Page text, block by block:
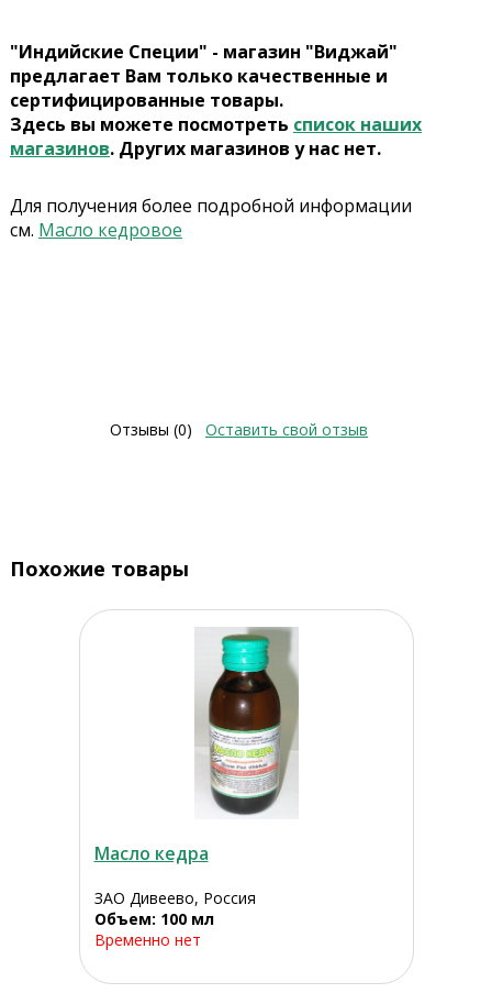
"Индийские Специи" - магазин "Виджай"
предлагает Вам только качественные и
сертифицированные товары.
Здесь вы можете посмотреть список наших
магазинов. Других магазинов у нас нет.
Для получения более подробной информации
см. Масло кедровое
Отзывы (0) Оставить свой отзыв
Похожие товары
Масло кедра
ЗАО Дивеево, Россия
Объем: 100 мл
Временно нет